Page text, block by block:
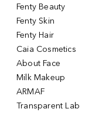
Fenty Beauty
Fenty Skin
Fenty Hair
Caia Cosmetics
About Face
Milk Makeup
ARMAF
Transparent Lab